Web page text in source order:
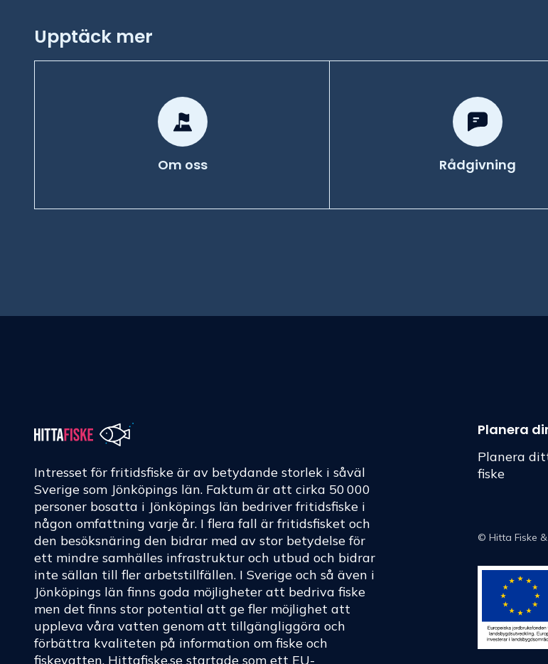
Upptäck mer
Om oss Rådgivning
Intresset för fritidsfiske är av betydande storlek i såväl
Sverige som Jönköpings län. Faktum är att cirka 50 000
personer bosatta i Jönköpings län bedriver fritidsfiske i
någon omfattning varje år. I flera fall är fritidsfisket och
den besöksnäring den bidrar med av stor betydelse för
ett mindre samhälles infrastruktur och utbud och bidrar
inte sällan till fler arbetstillfällen. I Sverige och så även i
Jönköpings län finns goda möjligheter att bedriva fiske
men det finns stor potential att ge fler möjlighet att
uppleva våra vatten genom att tillgängliggöra och
förbättra kvaliteten på information om fiske och
fiskevatten. Hittafiske.se startade som ett EU-
Planera
Planera
fiske
© Hitta Fiske